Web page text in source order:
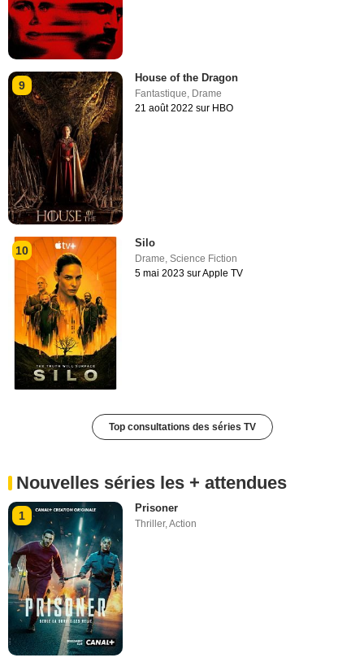
9
House of the Dragon
Fantastique Drame
21 août 2022 sur HBO
10
Silo
Drame,Science Fiction
5 mai 2023 sur Apple TV
Top consultations des séries TV
Nouvelles séries les + attendues
1
Prisoner
Thriller,Action